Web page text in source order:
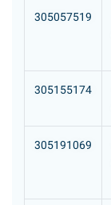
305057519
305155174
305191069